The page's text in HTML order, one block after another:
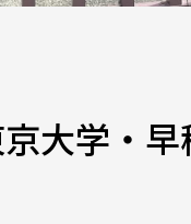
京大学・